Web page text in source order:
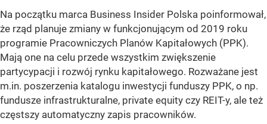
Na początku marca Business Insider Polska poinformował,
że rząd planuje zmiany w funkcjonującym od 2019 roku
programie Pracowniczych Planów Kapitałowych (PPK).
Mają one na celu przede wszystkim zwiększenie
partycypacji i rozwój rynku kapitałowego. Rozważane jest
m.in. poszerzenia katalogu inwestycji funduszy PPK, o np.
fundusze infrastrukturalne, private equity czy REIT-y, ale też
częstszy automatyczny zapis pracowników.